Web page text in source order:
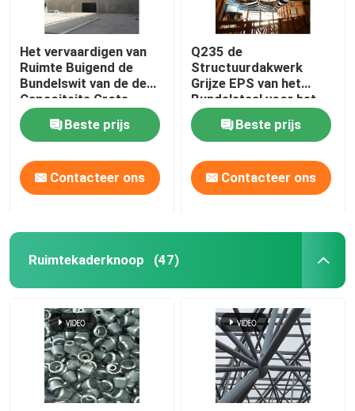
Het vervaardigen van
Ruimte Buigend de
Bundelswit van de de
Capaciteits Grote
Spanwijdte van de
KaderbundelBeste prijs
Contacteer ons
Q235 de
Structuurdakwerk
Grijze EPS van het
Bundelstaal voor het
Binnenpark van het
WaterthemaBeste prijs
Contacteer ons
Ruimtekaderknoop (47)